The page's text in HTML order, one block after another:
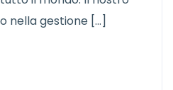
nella gestione […]